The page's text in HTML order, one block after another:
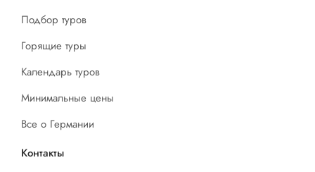
Подбор туров
Горящие туры
Календарь туров
Минимальные цены
Все о Германии
Контакты